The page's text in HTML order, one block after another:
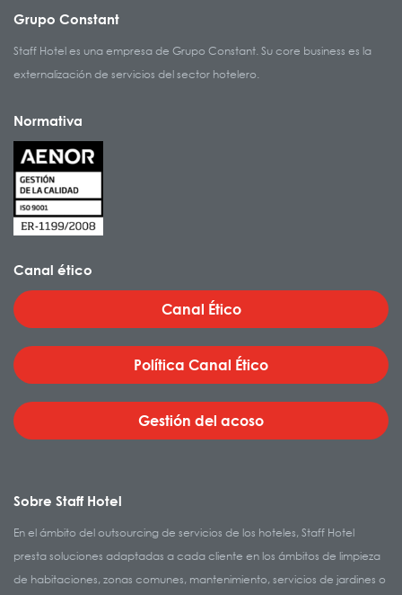
Grupo Constant
Staff Hotel es una empresa de Grupo Constant. Su core business es la
externalización de servicios del sector hotelero.
Normativa
Canal ético
Canal Ético
Política Canal Ético
Gestión del acoso
Sobre Staff Hotel
En el ámbito del outsourcing de servicios de los hoteles, Staff Hotel
presta soluciones adaptadas a cada cliente en los ámbitos de limpieza
de habitaciones, zonas comunes, mantenimiento, servicios de jardines o